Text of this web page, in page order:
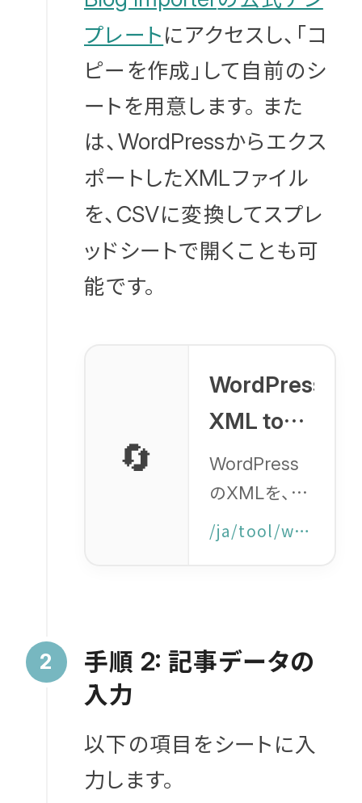
プレートにアクセスし、「コ
ピーを作成」して自前のシ
ートを用意します。 また
は、 WordPressからエクス
ポートしたXMLファイル
を、 CSVに変換してスプレ
ッドシートで開くことも可
能です。
🔄
WordPress
XML to
Shopify
CSV変換
ツール
WordPress
のXMLを、編
集しやすい
ート前にタイ
ことが可能に
/ja/tool/wp-to-shopify
手順 2: 記事データの
入力
以下の項目をシートに入
力します。